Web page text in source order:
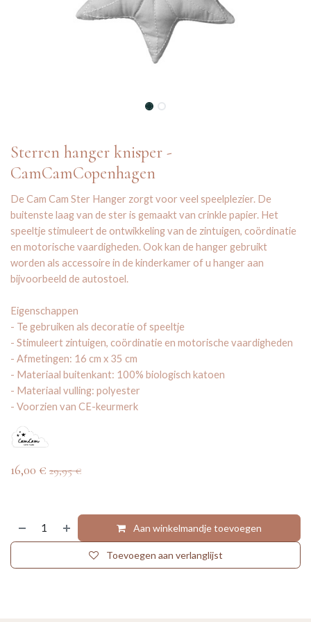
Sterren hanger knisper -
CamCamCopenhagen
De Cam Cam Ster Hanger zorgt voor veel speelplezier. De
buitenste laag van de ster is gemaakt van crinkle papier. Het
speeltje stimuleert de ontwikkeling van de zintuigen, coördinatie
en motorische vaardigheden. Ook kan de hanger gebruikt
worden als accessoire in de kinderkamer of u hanger aan
bijvoorbeeld de autostoel.
Eigenschappen
- Te gebruiken als decoratie of speeltje
- Stimuleert zintuigen, coördinatie en motorische vaardigheden
- Afmetingen: 16 cm x 35 cm
- Materiaal buitenkant: 100% biologisch katoen
- Materiaal vulling: polyester
- Voorzien van CE-keurmerk
16,00 € 29,95€
Aan winkelmandje toevoegen
Toevoegen aan verlanglijst